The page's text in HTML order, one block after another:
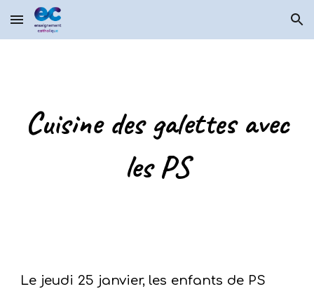
Skip to main content Skip to navigation
Cuisine des galettes avec
les PS
Le jeudi 25 janvier, les enfants de PS